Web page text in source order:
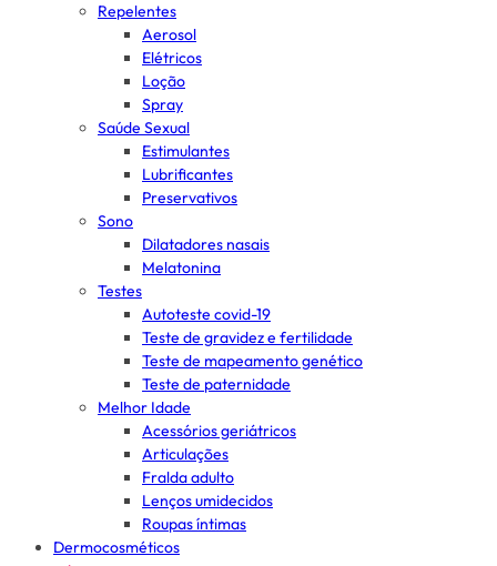
Repelentes
Aerosol
Elétricos
Loção
Spray
Saúde Sexual
Estimulantes
Lubrificantes
Preservativos
Sono
Dilatadores nasais
Melatonina
Testes
Autoteste covid-19
Teste de gravidez e fertilidade
Teste de mapeamento genético
Teste de paternidade
Melhor Idade
Acessórios geriátricos
Articulações
Fralda adulto
Lenços umidecidos
Roupas íntimas
Dermocosméticos